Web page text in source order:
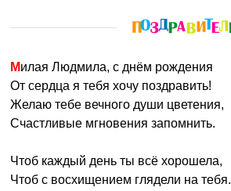
Милая Людмила, с днём рождения
От сердца я тебя хочу поздравить!
Желаю тебе вечного души цветения,
Счастливые мгновения запомнить.
Чтоб каждый день ты всё хорошела,
Чтоб с восхищением глядели на тебя.